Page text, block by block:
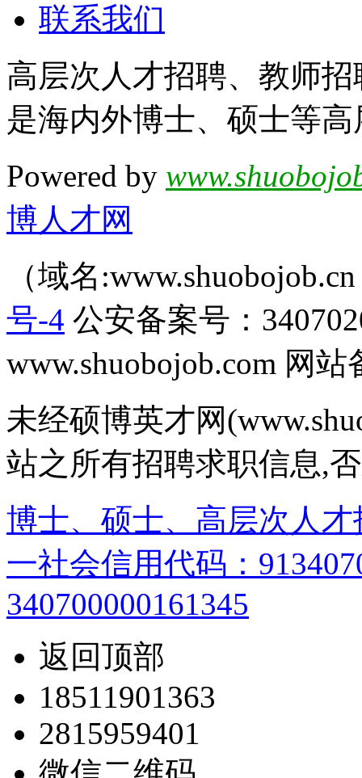
联系我们
高层次人才招聘、教师
是海内外博士、硕士等
Powered by
博人才网
（域名
号-4 公安备案号：
www.shuobojob.com 网站
未经硕博英才网
站之所有招聘求职信息,
博士、硕士、高层次人
一社会信用代码：
340700000161345
返回顶部
18511901363
2815959401